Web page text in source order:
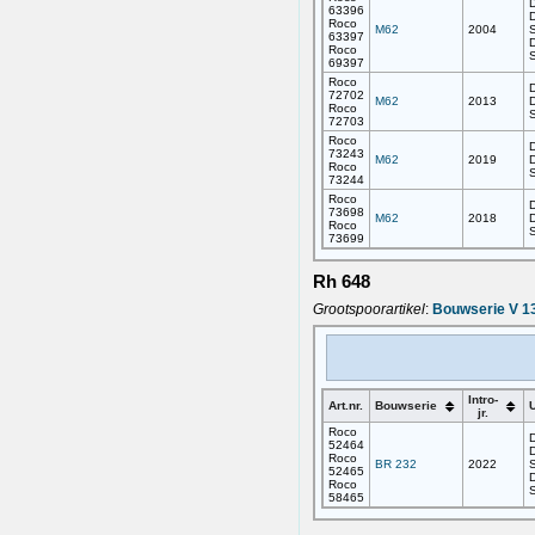
63396
Roco
63397
Roco
69397
M62 2004
Roco
72702
Roco
72703
M62 2013
Roco
73243
Roco
73244
M62 2019
Roco
73698
Roco
73699
M62 2018
Rh 648
Grootspoorartikel: Bouwserie V
Art.nr. Bouwserie
Intro-
jr.
Roco
52464
Roco
52465
Roco
58465
BR 232 2022